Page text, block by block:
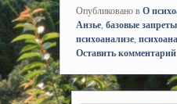
Опубликовано в О
Анзье, базовые запреты
психоанализе,
Оставить комментарий